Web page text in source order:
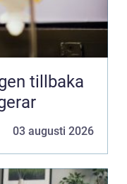
03 augusti 2026